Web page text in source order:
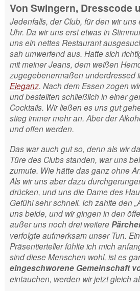
Von Swingern, Dresscode
Jedenfalls, der Club, für den wir
Uhr. Da wir uns erst etwas in
uns ein nettes Restaurant
sah umwerfend aus. Hatte sich
mit meiner Jeans, dem weißen
zugegebenermaßen underdressed
Eleganz. Nach dem Essen zogen
und bestellten schließlich in einer
Cocktails. Wir ließen es uns gut
stieg immer mehr an. Aber der
und offen werden.
Das war auch gut so, denn als wir
Türe des Clubs standen, war uns
zumute. Wie hätte das ganz ohne
Als wir uns aber dazu
drücken, und uns die Dame des
Gefühl sehr schnell. Ich zahlte den
uns beide, und wir gingen in den
außer uns noch drei weitere
verfolgte aufmerksam unser Tun.
Präsentierteller fühlte ich mich
sind diese Menschen wohl, ist es
eingeschworene Gemeinschaft
eintauchen, werden wir jetzt gleich